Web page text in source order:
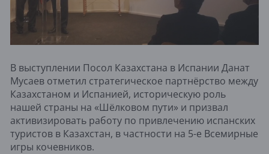
В выступлении Посол Казахстана в Испании Данат
Мусаев отметил стратегическое партнёрство между
Казахстаном и Испанией, историческую роль
нашей страны на «Шёлковом пути» и призвал
активизировать работу по привлечению испанских
туристов в Казахстан, в частности на 5-е Всемирные
игры кочевников.